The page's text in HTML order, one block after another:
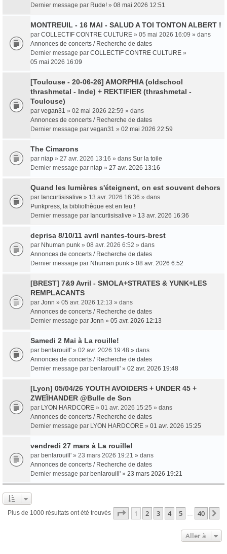
Dernier message par Rude! » 08 mai 2026 12:51
MONTREUIL - 16 MAI - SALUD A TOI TONTON ALBERT !
par COLLECTIF CONTRE CULTURE » 05 mai 2026 16:09 » dans
Annonces de concerts / Recherche de dates
Dernier message par COLLECTIF CONTRE CULTURE »
05 mai 2026 16:09
[Toulouse - 20-06-26] AMORPHIA (oldschool
thrashmetal - Inde) + REKTIFIER (thrashmetal -
Toulouse)
par vegan31 » 02 mai 2026 22:59 » dans
Annonces de concerts / Recherche de dates
Dernier message par vegan31 » 02 mai 2026 22:59
The Cimarons
par niap » 27 avr. 2026 13:16 » dans Sur la toile
Dernier message par niap » 27 avr. 2026 13:16
Quand les lumières s'éteignent, on est souvent dehors
par Iancurtisisalive » 13 avr. 2026 16:36 » dans
Punkpress, la bibliothèque est en feu !
Dernier message par Iancurtisisalive » 13 avr. 2026 16:36
deprisa 8/10/11 avril nantes-tours-brest
par Nhuman punk » 08 avr. 2026 6:52 » dans
Annonces de concerts / Recherche de dates
Dernier message par Nhuman punk » 08 avr. 2026 6:52
[BREST] 7&9 Avril - SMOLA+STRATES & YUNK+LES
REMPLACANTS
par Jonn » 05 avr. 2026 12:13 » dans
Annonces de concerts / Recherche de dates
Dernier message par Jonn » 05 avr. 2026 12:13
Samedi 2 Mai à La rouille!
par benlarouill' » 02 avr. 2026 19:48 » dans
Annonces de concerts / Recherche de dates
Dernier message par benlarouill' » 02 avr. 2026 19:48
[Lyon] 05/04/26 YOUTH AVOIDERS + UNDER 45 +
ZWEÏHANDER @Bulle de Son
par LYON HARDCORE » 01 avr. 2026 15:25 » dans
Annonces de concerts / Recherche de dates
Dernier message par LYON HARDCORE » 01 avr. 2026 15:25
vendredi 27 mars à La rouille!
par benlarouill' » 23 mars 2026 19:21 » dans
Annonces de concerts / Recherche de dates
Dernier message par benlarouill' » 23 mars 2026 19:21
Plus de 1000 résultats ont été trouvés Page 1sur40
1 2 3 4 5 … 40
Aller à